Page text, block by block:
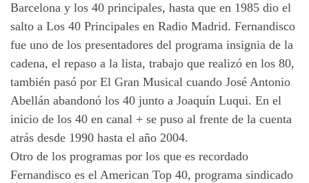
Barcelona y los 40 principales, hasta que en 1985 dio el
salto a Los 40 Principales en Radio Madrid. Fernandisco
fue uno de los presentadores del programa insignia de la
cadena, el repaso a la lista, trabajo que realizó en los 80,
también pasó por El Gran Musical cuando José Antonio
Abellán abandonó los 40 junto a Joaquín Luqui. En el
inicio de los 40 en canal + se puso al frente de la cuenta
atrás desde 1990 hasta el año 2004.
Otro de los programas por los que es recordado
Fernandisco es el American Top 40, programa sindicado